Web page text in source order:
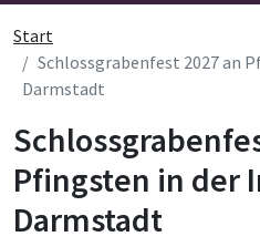
Start
Schlossgrabenfest 2027 an
Darmstadt
Pfingsten in der
Darmstadt